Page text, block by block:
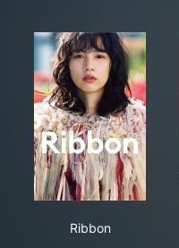
Ribbon